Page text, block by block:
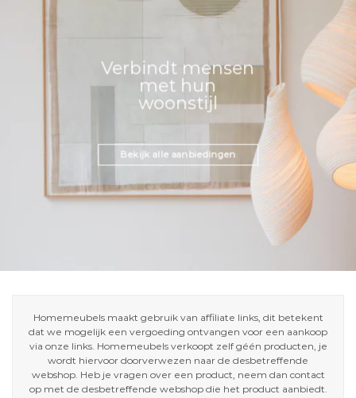
Verbindt mensen
met hun
woonstijl
Bekijk alle aanbiedingen
Homemeubels maakt gebruik van affiliate links, dit betekent
dat we mogelijk een vergoeding ontvangen voor een aankoop
via onze links. Homemeubels verkoopt zelf géén producten, je
wordt hiervoor doorverwezen naar de desbetreffende
webshop. Heb je vragen over een product, neem dan contact
op met de desbetreffende webshop die het product aanbiedt.